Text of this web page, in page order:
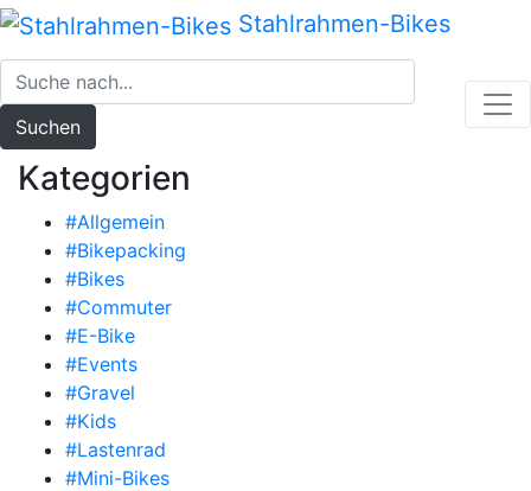
Zum
Inhalt
springen
Stahlrahmen-Bikes
Suchen
Kategorien
#Allgemein
#Bikepacking
#Bikes
#Commuter
#E-Bike
#Events
#Gravel
#Kids
#Lastenrad
#Mini-Bikes